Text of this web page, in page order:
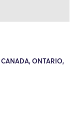
ONTARIO,